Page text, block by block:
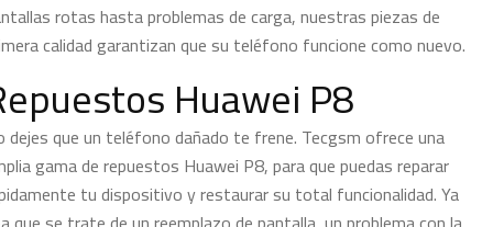
rotas hasta problemas de carga, nuestras piezas de
calidad garantizan que su teléfono funcione como nuevo.
Huawei P8
dejes que un teléfono dañado te frene. Tecgsm ofrece una
gama de repuestos Huawei P8, para que puedas reparar
tu dispositivo y restaurar su total funcionalidad. Ya